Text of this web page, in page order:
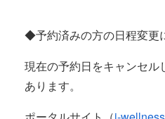
◆予約済みの方の日程変更
現在の予約日をキャンセル
あります。